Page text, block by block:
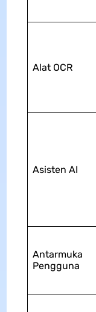
Alat OCR
Asisten AI
Antarmuka
Pengguna